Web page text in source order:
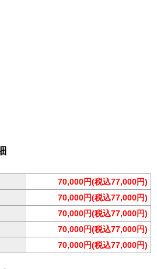
70,000円(税込77,000円)
70,000円(税込77,000円)
70,000円(税込77,000円)
70,000円(税込77,000円)
70,000円(税込77,000円)